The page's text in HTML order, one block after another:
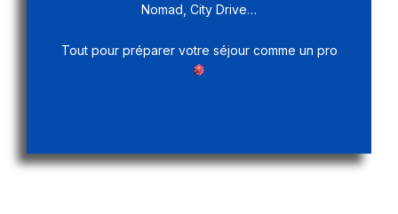
Nomad, City Drive…
Tout pour préparer votre séjour comme un pro